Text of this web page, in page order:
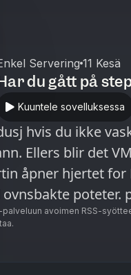
Servering 11 Kesä
du gått på
Kuuntele sovelluksessa
hvis du ikke
Ellers blir det
åpner hjertet for
avoimen RSS-